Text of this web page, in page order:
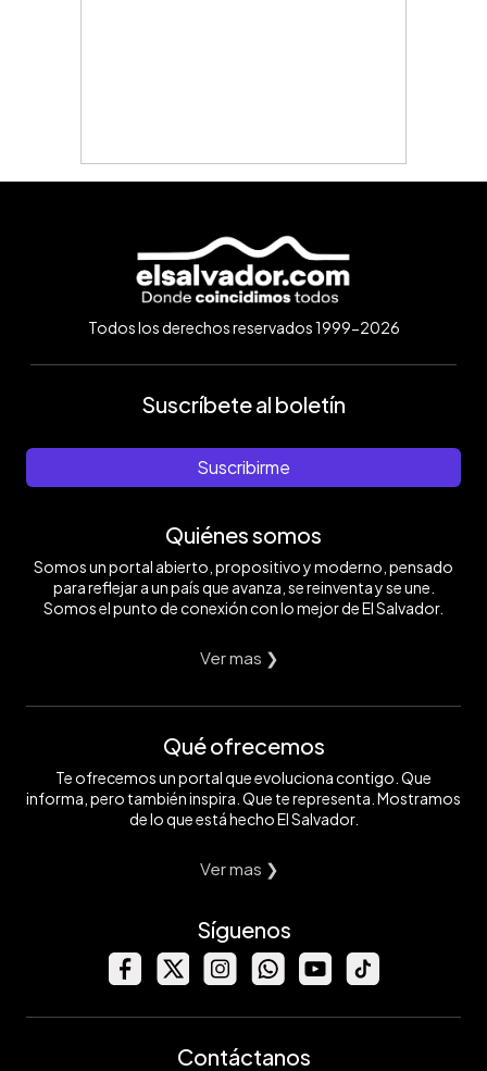
Todos los derechos reservados 1999-2026
Suscríbete al boletín
Suscribirme
Quiénes somos
Somos un portal abierto, propositivo y moderno, pensado
para reflejar a un país que avanza, se reinventa y se une.
Somos el punto de conexión con lo mejor de El Salvador.
Ver mas ❯
Qué ofrecemos
Te ofrecemos un portal que evoluciona contigo. Que
informa, pero también inspira. Que te representa. Mostramos
de lo que está hecho El Salvador.
Ver mas ❯
Síguenos
Contáctanos